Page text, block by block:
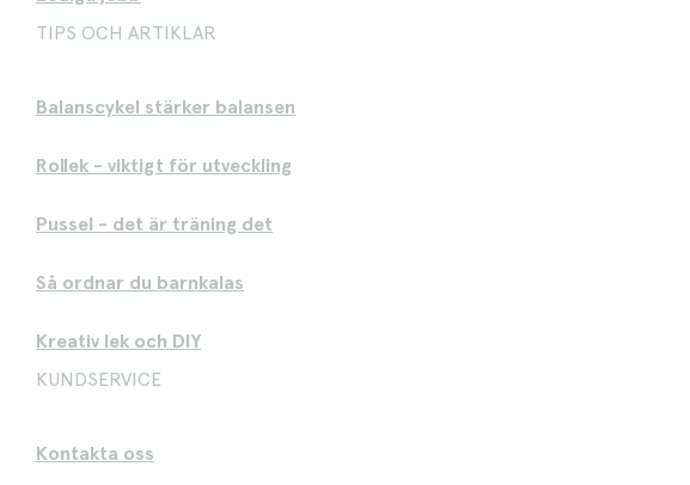
TIPS OCH ARTIKLAR
Balanscykel stärker balansen
Rollek - viktigt för utveckling
Pussel - det är träning det
Så ordnar du barnkalas
Kreativ lek och DIY
KUNDSERVICE
Kontakta oss